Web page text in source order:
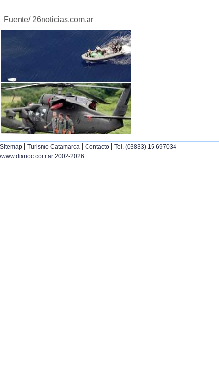
Fuente/ 26noticias.com.ar
Sitemap | Turismo Catamarca | Contacto | Tel. (03833) 15 697034 |
/www.diarioc.com.ar 2002-2026